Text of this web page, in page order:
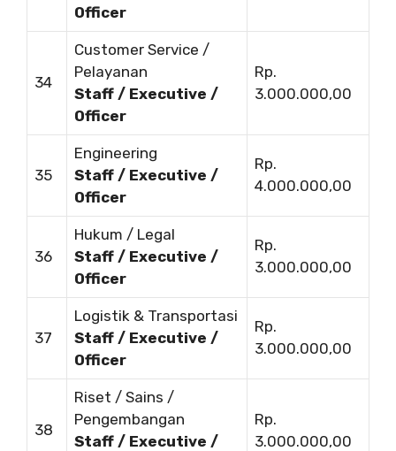
Officer
34
Customer Service /
Pelayanan
Staff / Executive /
Officer
Rp.
3.000.000,00
35
Engineering
Staff / Executive /
Officer
Rp.
4.000.000,00
36
Hukum / Legal
Staff / Executive /
Officer
Rp.
3.000.000,00
37
Logistik & Transportasi
Staff / Executive /
Officer
Rp.
3.000.000,00
38
Riset / Sains /
Pengembangan
Staff / Executive /
Rp.
3.000.000,00